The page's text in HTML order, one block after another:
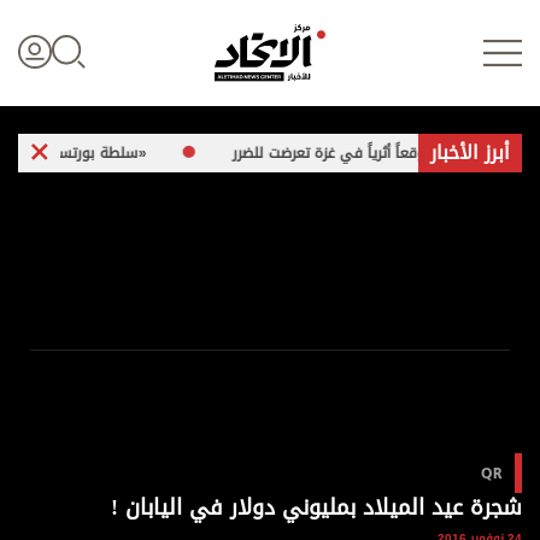
علوم الدار
الرياضة
أبرز الأخبار «سلطة بورتسودان».. ممارسات
QR
شجرة عيد الميلاد بمليوني دولار في اليابان !